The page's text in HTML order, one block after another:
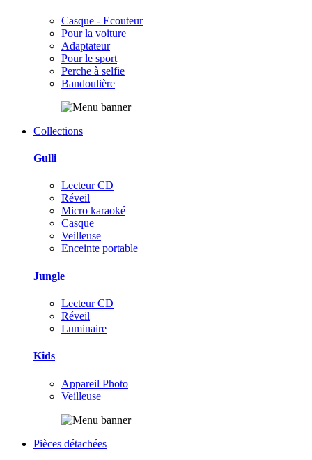
Casque - Ecouteur
Pour la voiture
Adaptateur
Pour le sport
Perche à selfie
Bandoulière
Collections
Gulli
Lecteur CD
Réveil
Micro karaoké
Casque
Veilleuse
Enceinte portable
Jungle
Lecteur CD
Réveil
Luminaire
Kids
Appareil Photo
Veilleuse
Pièces détachées